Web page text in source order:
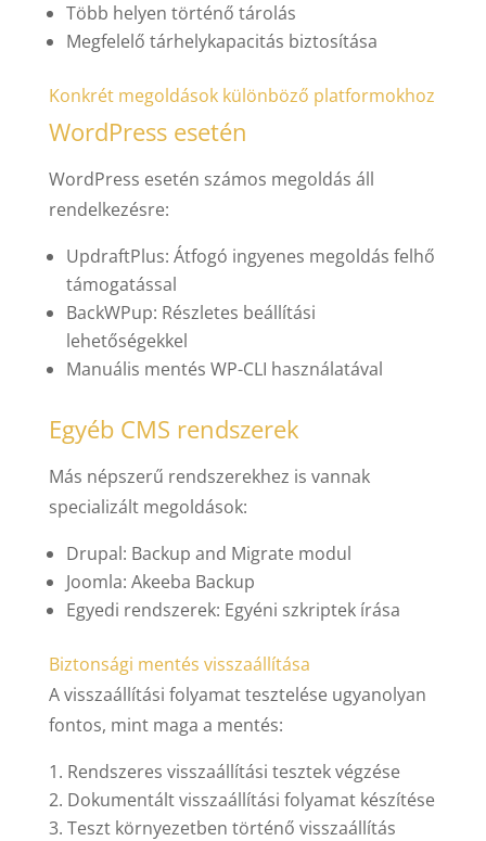
Több helyen történő tárolás
Megfelelő tárhelykapacitás biztosítása
Konkrét megoldások különböző platformokhoz
WordPress esetén
WordPress esetén számos megoldás áll
rendelkezésre:
UpdraftPlus: Átfogó ingyenes megoldás felhő
támogatással
BackWPup: Részletes beállítási
lehetőségekkel
Manuális mentés WP-CLI használatával
Egyéb CMS rendszerek
Más népszerű rendszerekhez is vannak
specializált megoldások:
Drupal: Backup and Migrate modul
Joomla: Akeeba Backup
Egyedi rendszerek: Egyéni szkriptek írása
Biztonsági mentés visszaállítása
A visszaállítási folyamat tesztelése ugyanolyan
fontos, mint maga a mentés:
Rendszeres visszaállítási tesztek végzése
Dokumentált visszaállítási folyamat készítése
Teszt környezetben történő visszaállítás